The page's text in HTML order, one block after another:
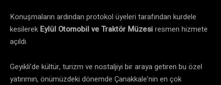
Konuşmaların ardından protokol üyeleri tarafından kurdele
kesilerek Eylül Otomobil ve Traktör Müzesiresmen hizmete
açıldı.
Geyikli’de kültür, turizm ve nostaljiyi bir araya getiren bu özel
yatırımın, önümüzdeki dönemde Çanakkale’nin en çok